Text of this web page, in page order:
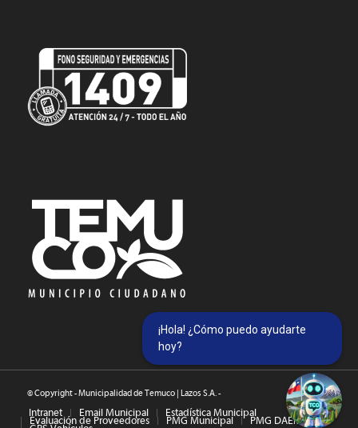
© Copyright - Municipalidad de Temuco | Lazos S.A. -
Intranet Email Municipal Estadística Municipal
Evaluación de Proveedores PMG Municipal PMG DAEM
¡Hola! ¿Cómo puedo ayudarte
hoy?